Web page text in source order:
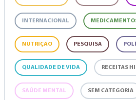
INTERNACIONAL
NUTRIÇÃO PESQUISA
QUALIDADE DE VIDA RECEITAS
SAÚDE MENTAL SEM CATEGORIA